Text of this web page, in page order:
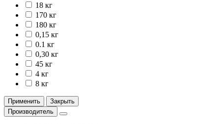
18 кг
170 кг
180 кг
0,15 кг
0.1 кг
0,30 кг
45 кг
4 кг
8 кг
Применить
Закрыть
Производитель